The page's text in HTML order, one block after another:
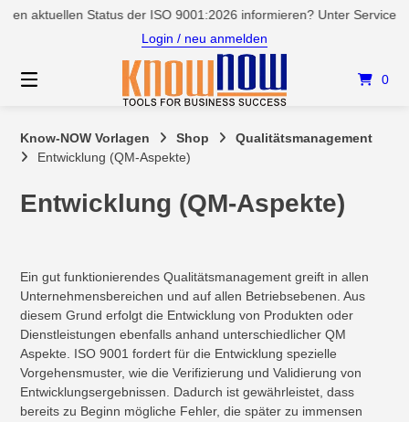
Springen
Status der ISO 9001:2026 informieren? Unter Service/
Login / neu anmelden
0
Know-NOW Vorlagen Shop
Qualitätsmanagement
Entwicklung (QM-Aspekte)
Entwicklung (QM-Aspekte)
Ein gut funktionierendes Qualitätsmanagement greift in allen
Unternehmensbereichen und auf allen Betriebsebenen. Aus
diesem Grund erfolgt die Entwicklung von Produkten oder
Dienstleistungen ebenfalls anhand unterschiedlicher QM
Aspekte. ISO 9001 fordert für die Entwicklung spezielle
Vorgehensmuster, wie die Verifizierung und Validierung von
Entwicklungsergebnissen. Dadurch ist gewährleistet, dass
bereits zu Beginn mögliche Fehler, die später zu immensen